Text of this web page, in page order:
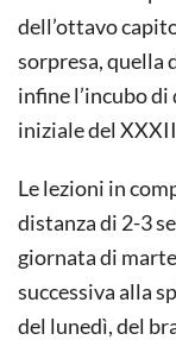
dell’ottavo
sorpresa, quella
infine l’incubo
iniziale del
Le lezioni in
distanza di 2-3
giornata di
successiva alla
del lunedì, del